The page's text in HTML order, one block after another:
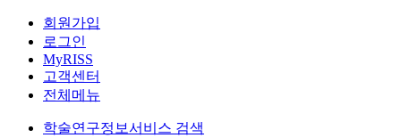
회원가입
로그인
MyRISS
고객센터
전체메뉴
학술연구정보서비스 검색